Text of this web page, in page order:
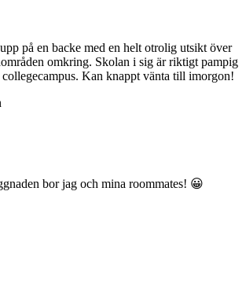
på en backe med en helt otrolig utsikt över
omkring. Skolan i sig är riktigt pampig
Kan knappt vänta till imorgon!
bor jag och mina roommates! 😀